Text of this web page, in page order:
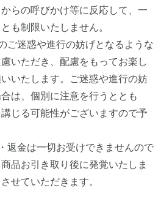
らの呼びかけ等に反応して、一
も制限いたしません。
ご迷惑や進行の妨げとなるような
いただき、配慮をもってお楽し
いたします。ご迷惑や進行の妨
は、個別に注意を行うととも
じる可能性がございますので予
返金は一切お受けできませんので
品お引き取り後に発覚いたしま
せていただきます。